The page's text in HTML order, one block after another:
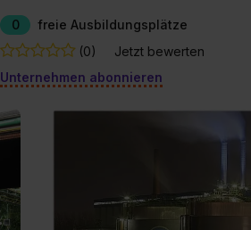
0
freie Ausbildungsplätze
(0)
Jetzt bewerten
Unternehmen abonnieren